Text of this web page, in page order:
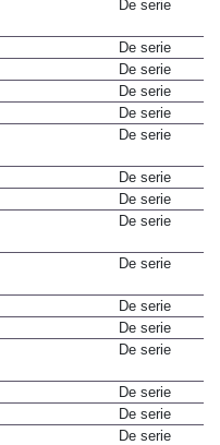
De serie
De serie
De serie
De serie
De serie
De serie
De serie
De serie
De serie
De serie
De serie
De serie
De serie
De serie
De serie
De serie